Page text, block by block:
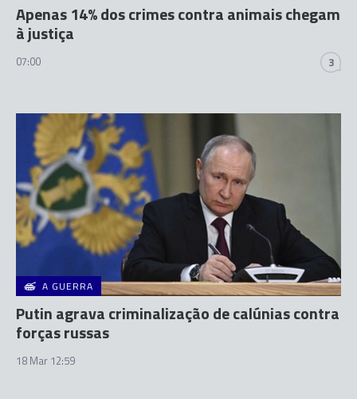
Apenas 14% dos crimes contra animais chegam
à justiça
07:00 3
A GUERRA
Putin agrava criminalização de calúnias contra
forças russas
18 Mar 12:59